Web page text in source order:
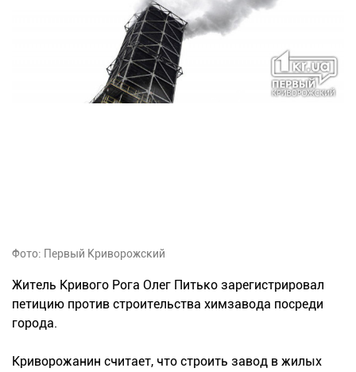
Фото: Первый Криворожский
Житель Кривого Рога Олег Питько зарегистрировал
петицию против строительства химзавода посреди
города.
Криворожанин считает, что строить завод в жилых